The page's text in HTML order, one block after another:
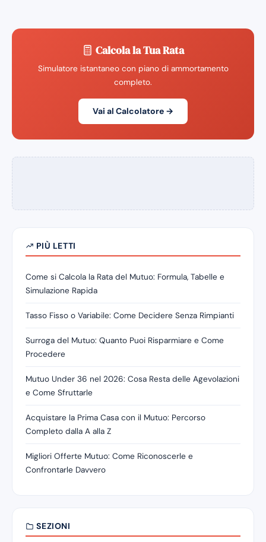
Calcola la Tua Rata
Simulatore istantaneo con piano di ammortamento
completo.
Vai al Calcolatore →
PIÙ LETTI
Come si Calcola la Rata del Mutuo: Formula, Tabelle e
Simulazione Rapida
Tasso Fisso o Variabile: Come Decidere Senza Rimpianti
Surroga del Mutuo: Quanto Puoi Risparmiare e Come
Procedere
Mutuo Under 36 nel 2026: Cosa Resta delle Agevolazioni
e Come Sfruttarle
Acquistare la Prima Casa con il Mutuo: Percorso
Completo dalla A alla Z
Migliori Offerte Mutuo: Come Riconoscerle e
Confrontarle Davvero
SEZIONI